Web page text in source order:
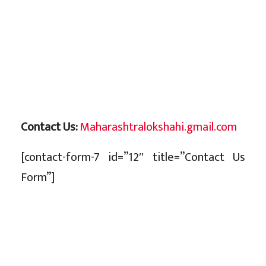
Contact Us:Maharashtralokshahi.gmail.com
[contact-form-7 id=”12″ title=”Contact Us
Form”]